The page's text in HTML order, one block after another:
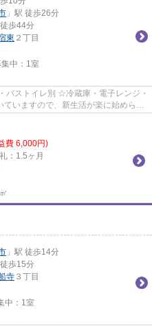
」駅 徒歩26分
徒歩44分
東 ２丁目
中： 1室
ストイレ別 ☆冷蔵庫・電子レンジ・
ていますので、新生活が楽に始められ
費 6,000円)
：1.5ヶ月
」駅 徒歩14分
徒歩15分
寺 ３丁目
中： 1室